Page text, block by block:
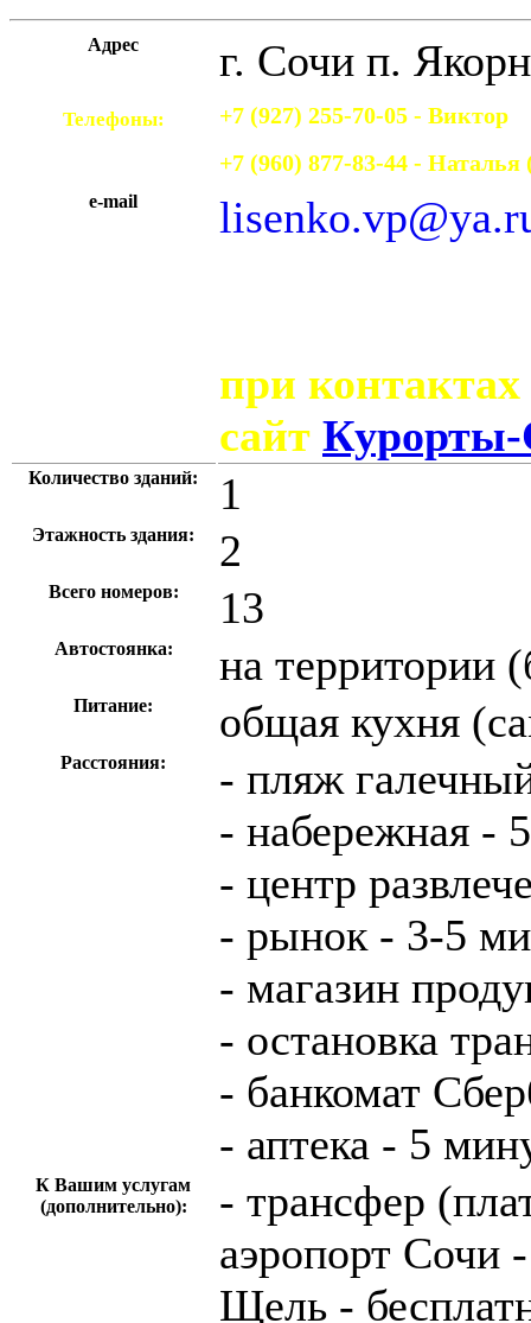
Адрес г. Сочи п.
Телефоны:
+7 (927) 255-70-05 - Виктор
+7 (960) 877-83-44 -
e-mail
при контактах
сайт Курорты-
Количество зданий: 1
Этажность здания: 2
Всего номеров: 13
Автостоянка: на территории
Питание: общая кухня
Расстояния:
- пляж
- набережная -
- центр
- рынок - 3-5
- магазин
- остановка
- банкомат
- аптека - 5
К Вашим услугам
(дополнительно):
- трансфер
аэропорт Сочи
Щель -